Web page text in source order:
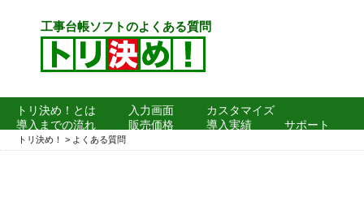
工事台帳ソフトのよくある質問
トリ決め！とは 入力画面
カスタマイズ
導入までの流れ
販売価格 導入実績
サポート
よくある質問
トリ決め！ > よくある質問